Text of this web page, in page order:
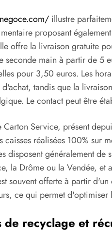
illustre
proposant
offre la livraison gratuite
seconde main à partir de
pour 3,50 euros. Les
tandis que la
Le contact peut être
Carton Service, présent
caisses réalisées 100% sur
disposent généralement
la Drôme ou la Vendée,
souvent offerte à partir
ce qui permet
de recyclage et